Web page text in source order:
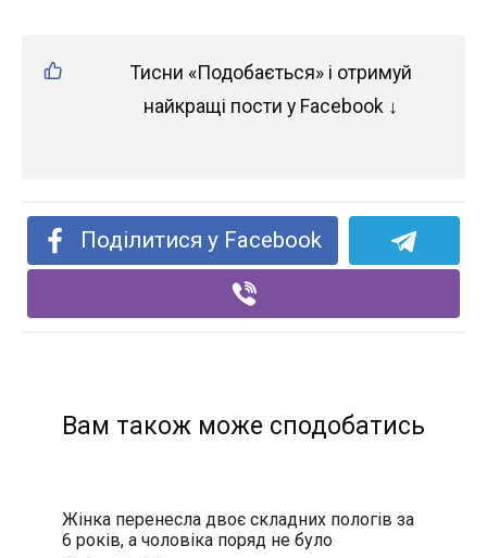
Тисни «Подобається» і отримуй
найкращі пости у Facebook ↓
Поділитися у Facebook
Вам також може сподобатись
Жінка перенесла двоє складних пологів за
6 років, а чоловіка поряд не було